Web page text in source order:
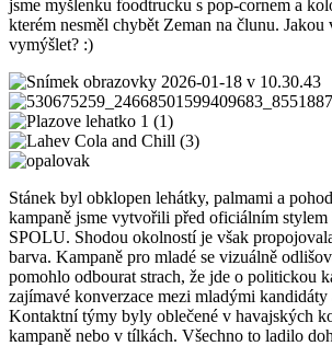
jsme myšlenku foodtrucku s pop-cornem a
kterém nesměl chybět Zeman na člunu.
vymýšlet? :)
Stánek byl obklopen lehátky, palmami a
kampaně jsme vytvořili před oficiálním stylem
SPOLU. Shodou okolností je však
barva. Kampaně pro mladé se vizuálně
pomohlo odbourat strach, že jde o politickou
zajímavé konverzace mezi mladými
Kontaktní týmy byly oblečené v havajských
kampaně nebo v tílkách. Všechno to ladilo